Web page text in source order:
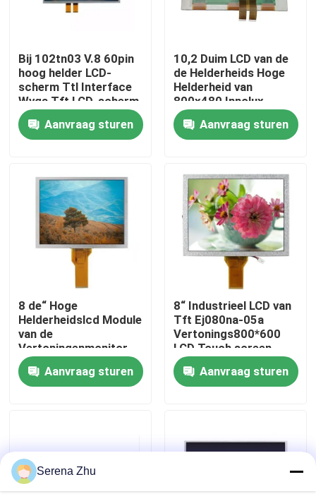
Huis
Producten
Video's
Over ons
Fabriekstocht
Kwaliteitscontrole
Neem contact met ons op
Vraag een offerte
Computers alle-in-één
Bij 102tn03 V.8 60pin
hoog helder LCD-
scherm Ttl Interface
Wvga Tft LCD-scherm
Aanvraag sturen
10,2 Duim LCD van de
de Helderheids Hoge
Helderheid van
800x480 Innolux
At102tn03 V.8
Vertoning voor
Medische apparatuur
Aanvraag sturen
8 de“ Hoge
Helderheidslcd Module
van de
Vertoningenmonitor
250Nits 800*600 TFT
LCD Aanvraag sturen
8“ Industrieel LCD van
Tft Ej080na-05a
Vertonings800*600
LCD Touch screen
Aanvraag sturen
Serena Zhu